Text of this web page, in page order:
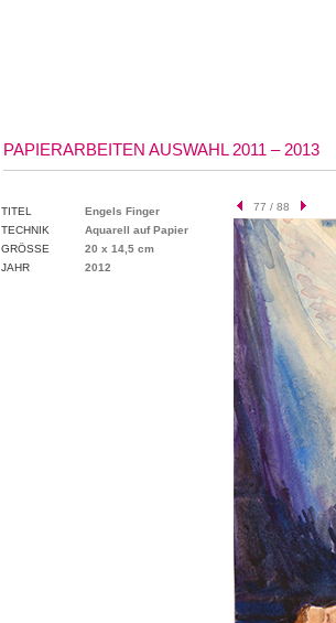
PAPIERARBEITEN AUSWAHL 2011 – 2013
TITEL
Engels Finger
TECHNIK
Aquarell auf Papier
GRÖSSE
20 x 14,5 cm
JAHR
2012
77 / 88